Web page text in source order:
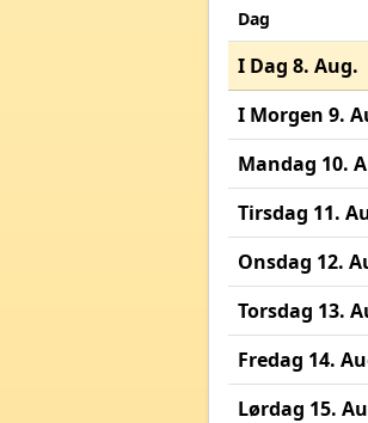
Dag
I Dag 8. Aug.
I Morgen 9.
Mandag 10.
Tirsdag 11.
Onsdag 12.
Torsdag 13.
Fredag 14.
Lørdag 15.